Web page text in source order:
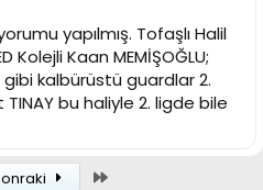
yapılmış. Tofaşlı Halil
Kolejli Kaan MEMİŞOĞLU;
gibi kalbürüstü guardlar 2.
bu haliyle 2. ligde bile